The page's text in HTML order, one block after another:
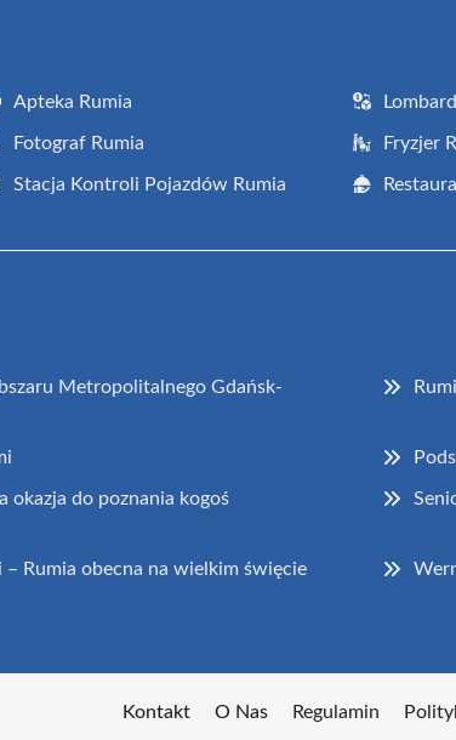
Apteka Rumia
Fotograf Rumia Fryzjer
Stacja Kontroli Pojazdów Rumia
Metropolitalnego Gdańsk-
okazja do poznania kogoś
Rumia obecna na wielkim święcie
Kontakt O Nas Regulamin